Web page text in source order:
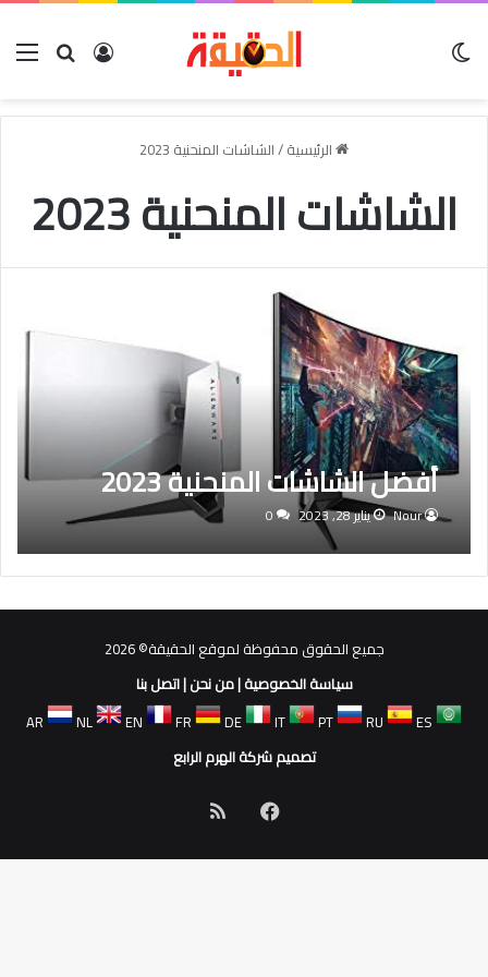
بحث عنتسجيل
الرئيسية/الشاشات المنحنية 2023
الشاشات المنحنية 2023
أفضل الشاشات المنحنية 2023
Nour يناير 28, 2023 0
جميع الحقوق محفوظة لموقع الحقيقة© 2026
سياسة الخصوصية|من نحن|اتصل بنا
AR
NL EN FR DE IT PT RU
ES
تصميم شركة الهرم الرابع
فيسبوك
الموقع